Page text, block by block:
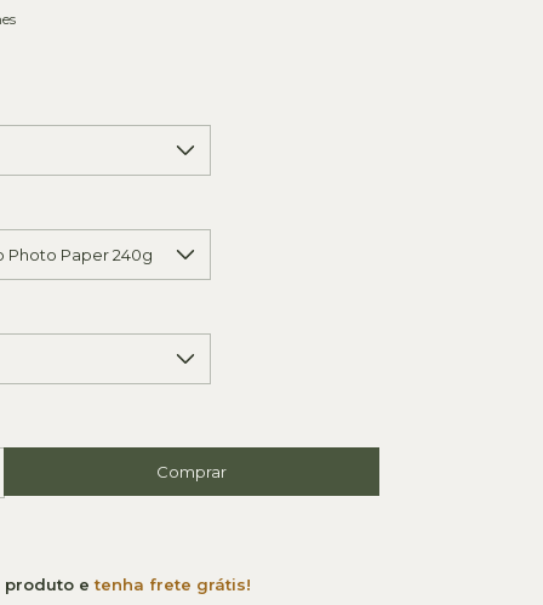
produto etenha frete grátis!